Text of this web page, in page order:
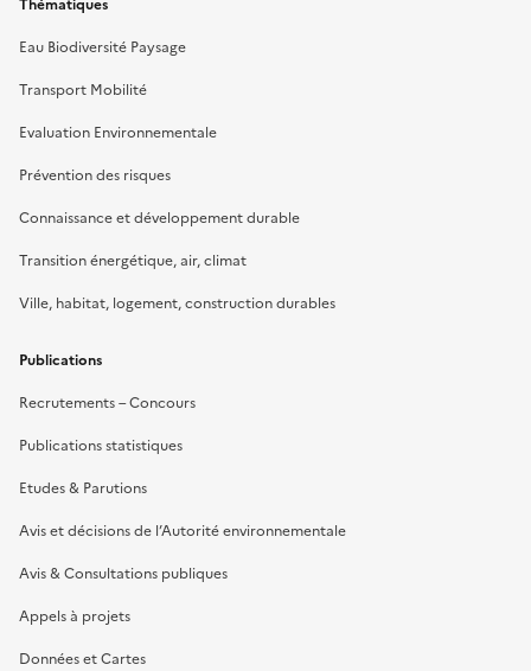
Eau Biodiversité Paysage
Transport Mobilité
Evaluation Environnementale
Prévention des risques
Connaissance et développement durable
Transition énergétique, air, climat
Ville, habitat, logement, construction durables
Publications
Recrutements – Concours
Publications statistiques
Etudes & Parutions
Avis et décisions de l’Autorité environnementale
Avis & Consultations publiques
Appels à projets
Données et Cartes